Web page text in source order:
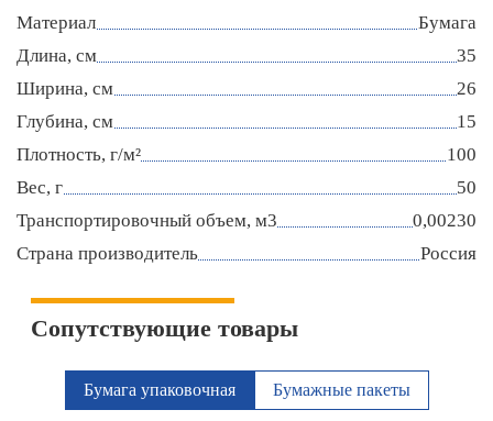
Материал
Бумага
Длина, см
35
Ширина, см
26
Глубина, см
15
Плотность, г/м²
100
Вес, г
50
Транспортировочный объем, м3
0,00230
Страна производитель
Россия
Сопутствующие товары
Бумага упаковочная Бумажные пакеты